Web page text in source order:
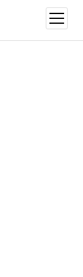
aç